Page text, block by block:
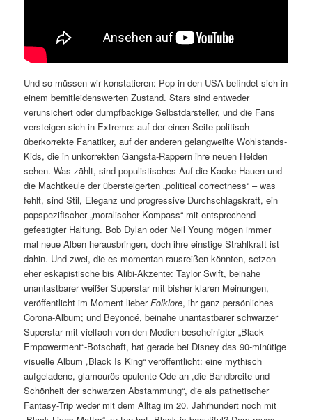
Und so müssen wir konstatieren: Pop in den USA befindet sich in
einem bemitleidenswerten Zustand. Stars sind entweder
verunsichert oder dumpfbackige Selbstdarsteller, und die Fans
versteigen sich in Extreme: auf der einen Seite politisch
überkorrekte Fanatiker, auf der anderen gelangweilte Wohlstands-
Kids, die in unkorrekten Gangsta-Rappern ihre neuen Helden
sehen. Was zählt, sind populistisches Auf-die-Kacke-Hauen und
die Machtkeule der übersteigerten „political correctness“ – was
fehlt, sind Stil, Eleganz und progressive Durchschlagskraft, ein
popspezifischer „moralischer Kompass“ mit entsprechend
gefestigter Haltung. Bob Dylan oder Neil Young mögen immer
mal neue Alben herausbringen, doch ihre einstige Strahlkraft ist
dahin. Und zwei, die es momentan rausreißen könnten, setzen
eher eskapistische bis Alibi-Akzente: Taylor Swift, beinahe
unantastbarer weißer Superstar mit bisher klaren Meinungen,
veröffentlicht im Moment lieberFolklore, ihr ganz persönliches
Corona-Album; und Beyoncé, beinahe unantastbarer schwarzer
Superstar mit vielfach von den Medien bescheinigter „Black
Empowerment“-Botschaft, hat gerade bei Disney das 90-minütige
visuelle Album „Black Is King“ veröffentlicht: eine mythisch
aufgeladene, glamourös-opulente Ode an „die Bandbreite und
Schönheit der schwarzen Abstammung“, die als pathetischer
Fantasy-Trip weder mit dem Alltag im 20. Jahrhundert noch mit